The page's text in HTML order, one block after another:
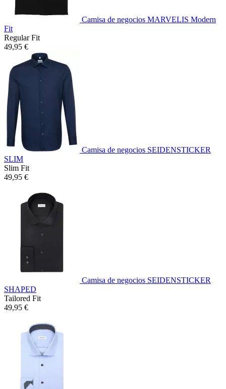
Camisa de negocios MARVELIS Modern
Fit
Regular Fit
49,95 €
Camisa de negocios SEIDENSTICKER
SLIM
Slim Fit
49,95 €
Camisa de negocios SEIDENSTICKER
SHAPED
Tailored Fit
49,95 €